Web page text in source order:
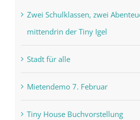
Zwei Schulklassen, zwei
mittendrin der Tiny Igel
Stadt für alle
Mietendemo 7. Februar
Tiny House Buchvorstellung